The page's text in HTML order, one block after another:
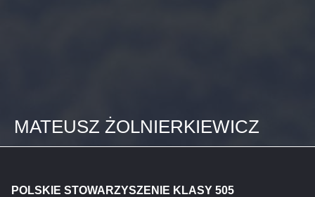
MATEUSZ ŻOLNIERKIEWICZ
POLSKIE STOWARZYSZENIE KLASY 505